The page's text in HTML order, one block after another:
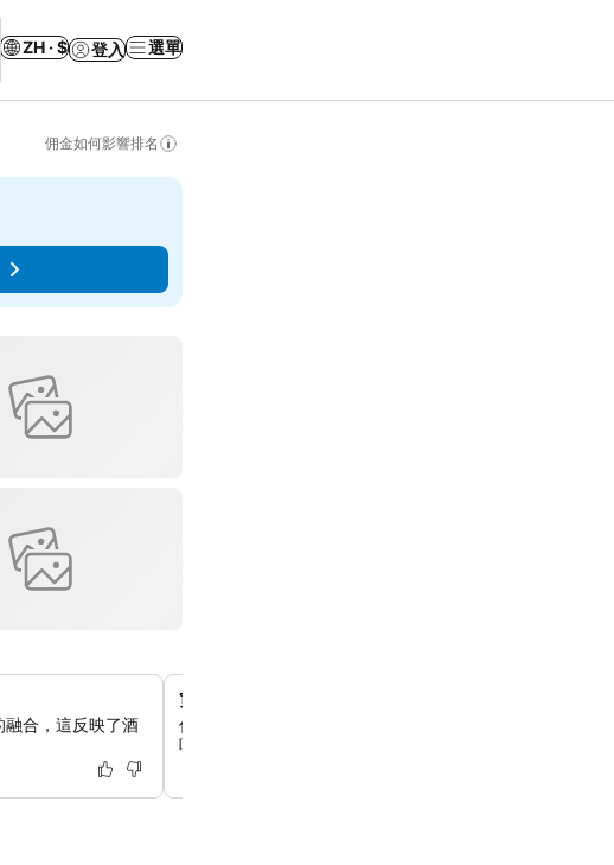
ZH · $ 登入 選單
佣金如何影響排名
合，這反映了酒
寬敞戶外泳池
你可以在大型戶外泳池旁放鬆身心，這裡提供清爽的休憩
吧，讓你可以在戶外享用飲品。